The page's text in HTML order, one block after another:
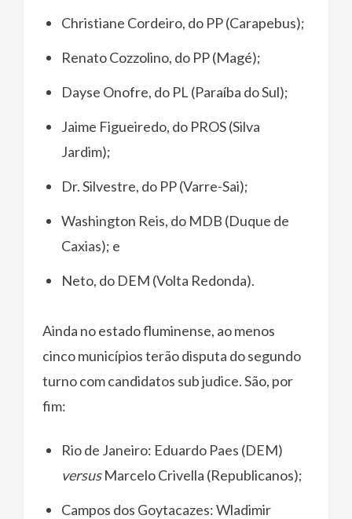
Christiane Cordeiro, do PP (Carapebus);
Renato Cozzolino, do PP (Magé);
Dayse Onofre, do PL (Paraíba do Sul);
Jaime Figueiredo, do PROS (Silva
Jardim);
Dr. Silvestre, do PP (Varre-Sai);
Washington Reis, do MDB (Duque de
Caxias); e
Neto, do DEM (Volta Redonda).
Ainda no estado fluminense, ao menos
cinco municípios terão disputa do segundo
turno com candidatos sub judice. São, por
fim:
Rio de Janeiro: Eduardo Paes (DEM)
versusMarcelo Crivella (Republicanos);
Campos dos Goytacazes: Wladimir